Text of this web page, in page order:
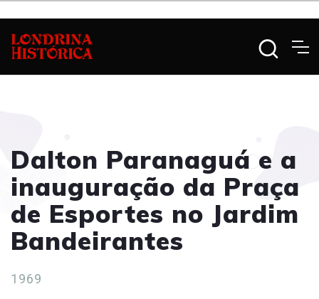
Dalton Paranaguá e a
inauguração da Praça
de Esportes no Jardim
Bandeirantes
1969